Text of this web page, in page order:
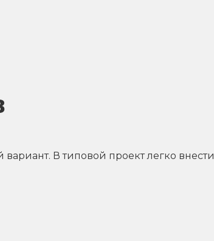
В типовой проект легко внести